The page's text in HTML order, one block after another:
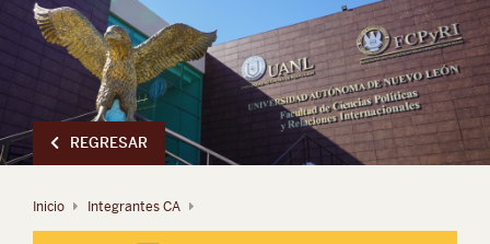
REGRESAR
Inicio Integrantes CA